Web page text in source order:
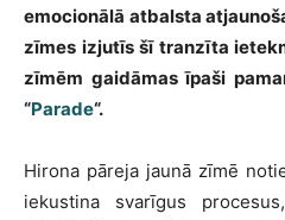
emocionālā atbalsta
zīmes izjutīs šī tranzīta
zīmēm gaidāmas īpaši
“Parade“.
Hirona pāreja jaunā zīmē
iekustina svarīgus